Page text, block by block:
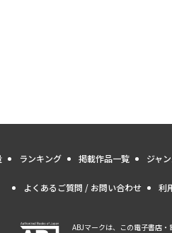
ランキング 掲載作品一覧 ジャ
よくあるご質問 / お問い合わせ 利
ABJマークは、この電子書店